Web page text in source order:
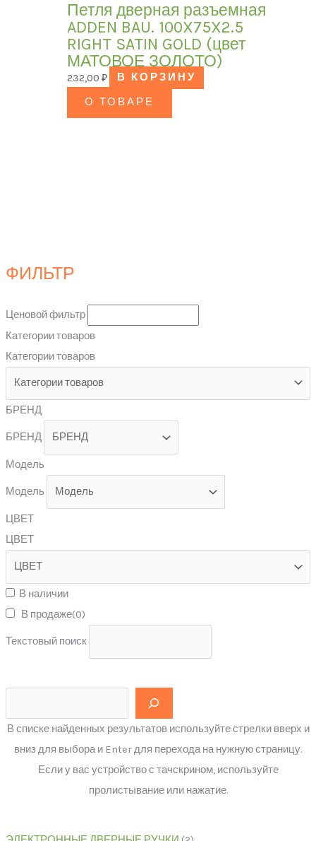
ФИЛЬТР
Ценовой фильтр
Категории товаров
Категории товаров
БРЕНД
БРЕНД
Модель
Модель
ЦВЕТ
ЦВЕТ
В наличии
В продаже(0)
Текстовый поиск
В списке найденных результатов используйте стрелки вверх и
вниз для выбора и Enter для перехода на нужную страницу.
Если у вас устройство с тачскрином, используйте
пролистывание или нажатие.
Петля дверная разъемная
ADDEN BAU. 100X75X2.5
RIGHT SATIN GOLD (цвет
МАТОВОЕ ЗОЛОТО)
232,00₽
В КОРЗИНУ
О ТОВАРЕ